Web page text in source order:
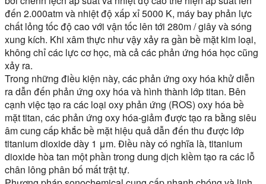
đến 2.000atm và nhiệt độ xấp xỉ 5000 K, máy bay phản lực
chất lỏng tốc độ cao với vận tốc lên tới 280m / giây và sóng
xung kích. Khi xâm thực như vậy xảy ra gần bề mặt kim loại,
không chỉ các lực cơ học, mà cả các phản ứng hóa học cũng
xảy ra.
Trong những điều kiện này, các phản ứng oxy hóa khử diễn
ra dẫn đến phản ứng oxy hóa và hình thành lớp titan. Bên
cạnh việc tạo ra các loại oxy phản ứng (ROS) oxy hóa bề
mặt titan, các phản ứng oxy hóa-giảm được tạo ra bằng siêu
âm cung cấp khắc bề mặt hiệu quả dẫn đến thu được lớp
titanium dioxide dày 1 μm. Điều này có nghĩa là, titanium
dioxide hòa tan một phần trong dung dịch kiềm tạo ra các lỗ
chân lông phân bố mất trật tự.